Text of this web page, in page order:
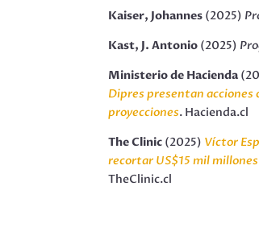
Kaiser, Johannes (2025)
Kast, J. Antonio (2025)
Ministerio de Hacienda
Dipres presentan
proyecciones. Hacienda.cl
The Clinic (2025) Víctor
recortar US$15 mil
TheClinic.cl